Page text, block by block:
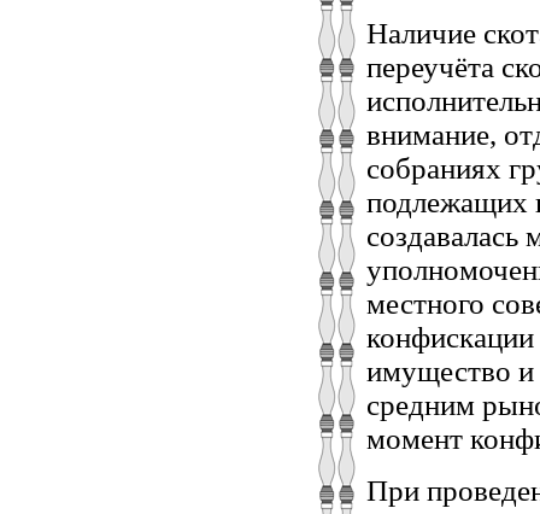
Наличие
переучёта
внимание,
собраниях
подлежащих
создавалась
местного
конфискации
имущество и
средним
момент
При